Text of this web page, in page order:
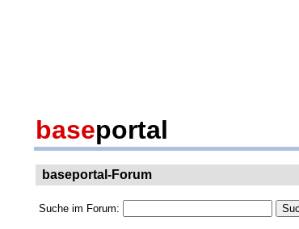
baseportal
baseportal-Forum
Suche im Forum: